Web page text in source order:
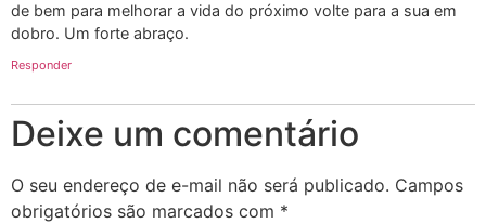
de bem para melhorar a vida do próximo volte para a sua em
dobro. Um forte abraço.
Responder
Deixe um comentário
O seu endereço de e-mail não será publicado. Campos
obrigatórios são marcados com *